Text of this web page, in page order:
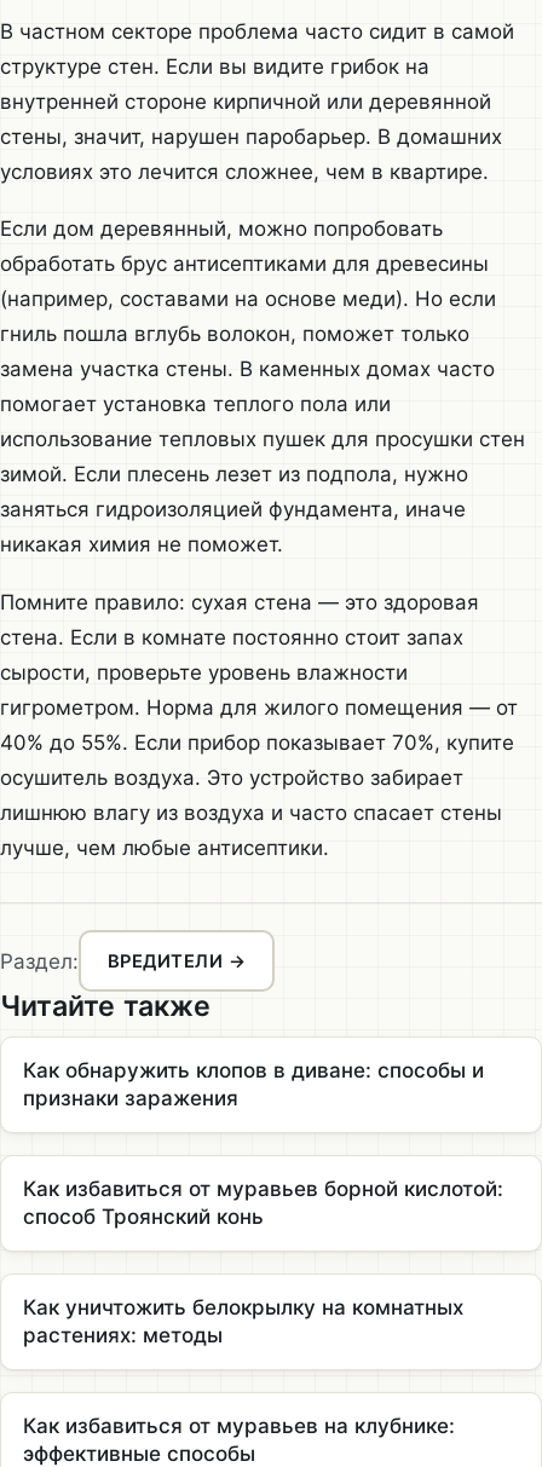
В частном секторе проблема часто сидит в самой
структуре стен. Если вы видите грибок на
внутренней стороне кирпичной или деревянной
стены, значит, нарушен паробарьер. В домашних
условиях это лечится сложнее, чем в квартире.
Если дом деревянный, можно попробовать
обработать брус антисептиками для древесины
(например, составами на основе меди). Но если
гниль пошла вглубь волокон, поможет только
замена участка стены. В каменных домах часто
помогает установка теплого пола или
использование тепловых пушек для просушки стен
зимой. Если плесень лезет из подпола, нужно
заняться гидроизоляцией фундамента, иначе
никакая химия не поможет.
Помните правило: сухая стена — это здоровая
стена. Если в комнате постоянно стоит запах
сырости, проверьте уровень влажности
гигрометром. Норма для жилого помещения — от
40% до 55%. Если прибор показывает 70%, купите
осушитель воздуха. Это устройство забирает
лишнюю влагу из воздуха и часто спасает стены
лучше, чем любые антисептики.
Раздел: ВРЕДИТЕЛИ →
Читайте также
Как обнаружить клопов в диване: способы и
признаки заражения
Как избавиться от муравьев борной кислотой:
способ Троянский конь
Как уничтожить белокрылку на комнатных
растениях: методы
Как избавиться от муравьев на клубнике:
эффективные способы